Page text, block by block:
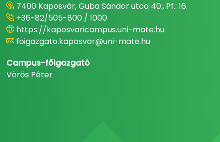
7400 Kaposvár, Guba Sándor utca 40., Pf.: 16.
+36-82/505-800 / 1000
https://kaposvaricampus.uni-mate.hu
foigazgato.kaposvar@uni-mate.hu
Campus-főigazgató
Vörös Péter